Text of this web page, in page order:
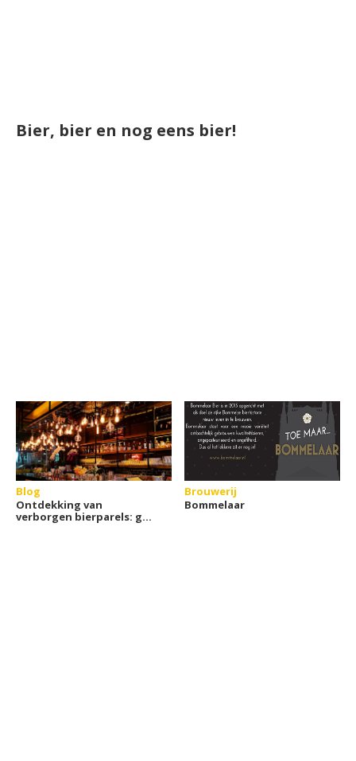
Bier, bier en nog eens bier!
Blog
Ontdekking van
verborgen bierparels: ga
Brouwerij
Bommelaar